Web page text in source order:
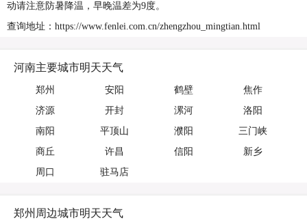
动请注意防暑降温，早晚温差为9度。
查询地址：https://www.fenlei.com.cn/zhengzhou_mingtian.html
河南主要城市明天天气
郑州 安阳 鹤壁
焦作
济源
开封 漯河
洛阳
南阳
平顶山 濮阳
三门峡
商丘
许昌 信阳
新乡
周口
驻马店
郑州周边城市明天天气